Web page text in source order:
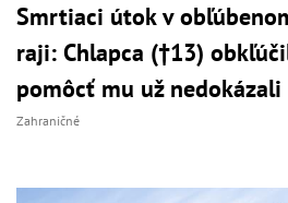
Smrtiaci útok v
raji: Chlapca (†13)
pomôcť mu už nedokázali
Zahraničné